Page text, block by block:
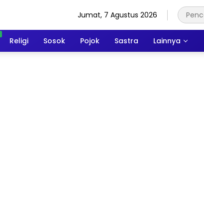
Jumat, 7 Agustus 2026
Religi Sosok Pojok Sastra Lainnya